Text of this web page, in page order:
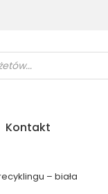
Kontakt
– biała